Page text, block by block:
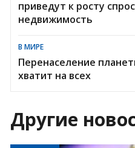
приведут к росту
недвижимость
В МИРЕ
Перенаселение
хватит на всех
Другие